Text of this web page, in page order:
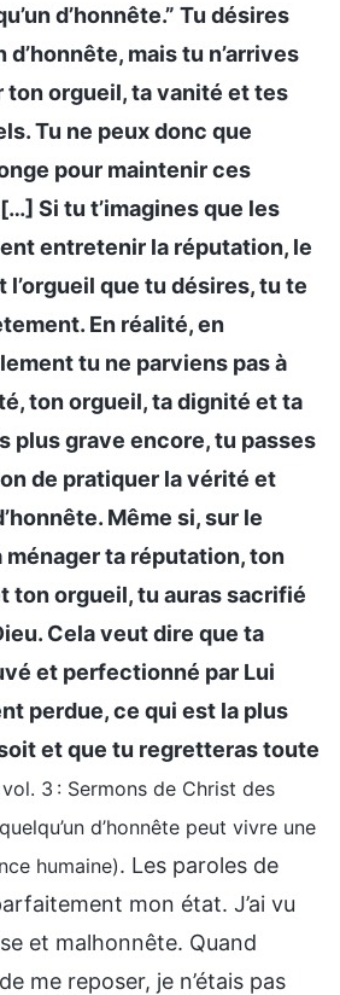
d’honnête.” Tu désires
d’honnête, mais tu n’arrives
ton orgueil, ta vanité et tes
Tu ne peux donc que
pour maintenir ces
Si tu t’imagines que les
entretenir la réputation, le
que tu désires, tu te
En réalité, en
tu ne parviens pas à
ton orgueil, ta dignité et ta
plus grave encore, tu passes
de pratiquer la vérité et
Même si, sur le
ménager ta réputation, ton
ton orgueil, tu auras sacrifié
Cela veut dire que ta
et perfectionné par Lui
perdue, ce qui est la plus
et que tu regretteras toute
3 : Sermons de Christ des
d’honnête peut vivre une
humaine). Les paroles de
mon état. J’ai vu
et malhonnête. Quand
me reposer, je n’étais pas